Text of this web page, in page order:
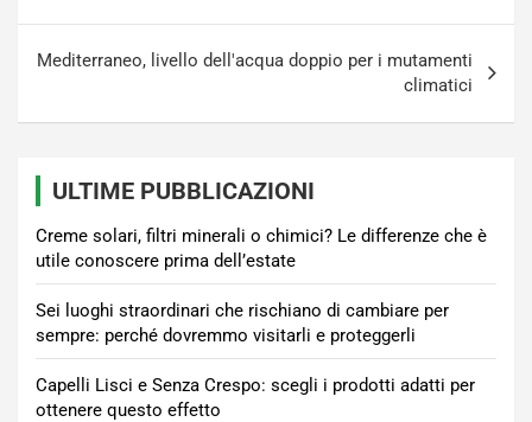
Mediterraneo, livello dell'acqua doppio per i mutamenti
climatici
ULTIME PUBBLICAZIONI
Creme solari, filtri minerali o chimici? Le differenze che è
utile conoscere prima dell’estate
Sei luoghi straordinari che rischiano di cambiare per
sempre: perché dovremmo visitarli e proteggerli
Capelli Lisci e Senza Crespo: scegli i prodotti adatti per
ottenere questo effetto